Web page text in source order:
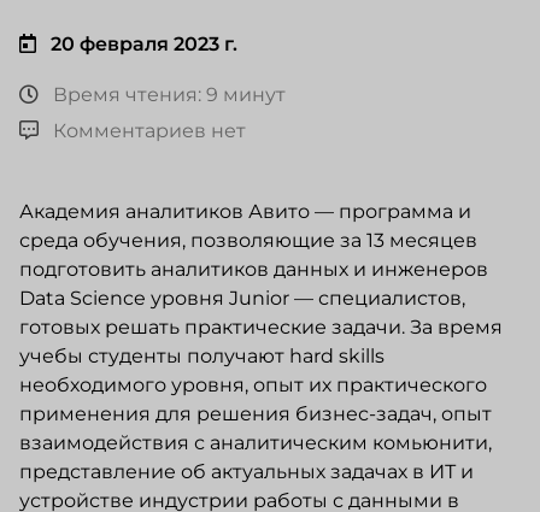
20 февраля 2023 г.
Время чтения: 9 минут
Комментариев нет
Академия аналитиков Авито — программа и
среда обучения, позволяющие за 13 месяцев
подготовить аналитиков данных и инженеров
Data Science уровня Junior — специалистов,
готовых решать практические задачи. За время
учебы студенты получают hard skills
необходимого уровня, опыт их практического
применения для решения бизнес-задач, опыт
взаимодействия с аналитическим комьюнити,
представление об актуальных задачах в ИТ и
устройстве индустрии работы с данными в